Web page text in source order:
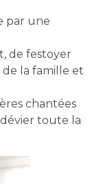
par une
de festoyer
la famille et
chantées
toute la